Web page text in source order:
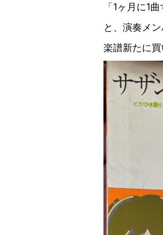
「1ヶ月に1曲
と、演奏メ
楽譜新たに